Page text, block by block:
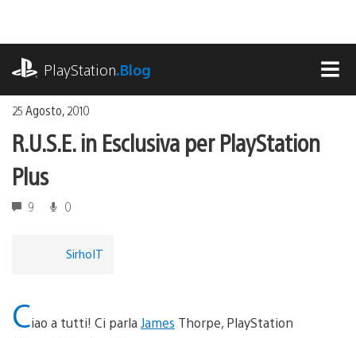
contenuto
PlayStation.Blog
25 Agosto, 2010
R.U.S.E. in Esclusiva per PlayStation
Plus
9 0
SirhoIT
Ciao a tutti! Ci parla James Thorpe, PlayStation